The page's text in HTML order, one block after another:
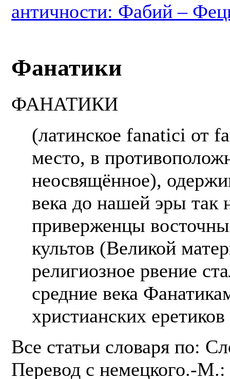
античности: Фабий –
Фанатики
ФАНАТИКИ
(латинское fanatici от
место, в
неосвящённое),
века до нашей эры так
приверженцы
культов (Великой
религиозное рвение
средние века
христианских
Все статьи словаря по:
Перевод с немецкого.-